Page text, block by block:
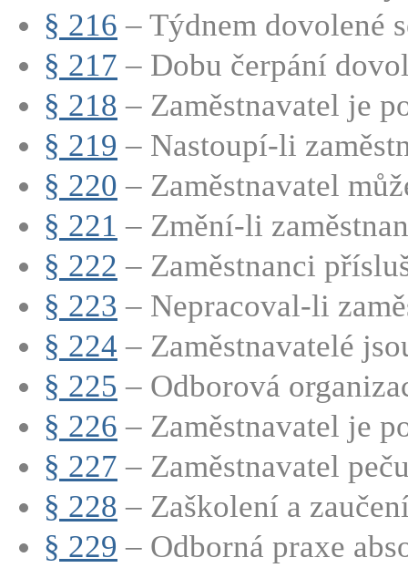
§ 216 – Týdnem dovolené
§ 217 – Dobu čerpání
§ 218 – Zaměstnavatel je
§ 219 – Nastoupí-li
§ 220 – Zaměstnavatel
§ 221 – Změní-li
§ 222 – Zaměstnanci
§ 223 – Nepracoval-li
§ 224 – Zaměstnavatelé
§ 225 – Odborová
§ 226 – Zaměstnavatel je
§ 227 – Zaměstnavatel
§ 228 – Zaškolení a
§ 229 – Odborná praxe